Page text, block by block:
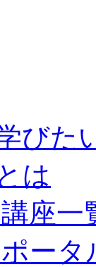
びた
は
座一
ータ